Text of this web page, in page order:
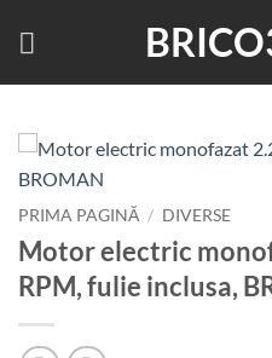
PRIMA PAGINĂ / DIVERSE
Motor electric
RPM, fulie inclusa,